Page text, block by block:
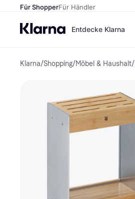
Für ShopperFür Händler
Entdecke Klarna
Klarna/Shopping/Möbel & Haushalt/